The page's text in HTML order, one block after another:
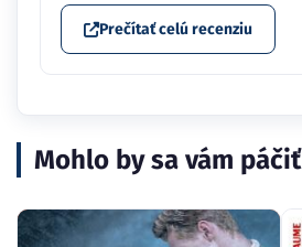
Prečítať celú recenziu
Mohlo by sa vám páčiť